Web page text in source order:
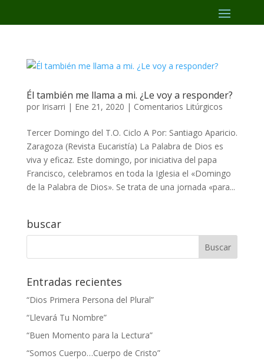
Él también me llama a mi. ¿Le voy a responder?
por Irisarri | Ene 21, 2020 | Comentarios Litúrgicos
Tercer Domingo del T.O. Ciclo A Por: Santiago Aparicio.
Zaragoza (Revista Eucaristía) La Palabra de Dios es
viva y eficaz. Este domingo, por iniciativa del papa
Francisco, celebramos en toda la Iglesia el «Domingo
de la Palabra de Dios». Se trata de una jornada «para...
buscar
Entradas recientes
“Dios Primera Persona del Plural”
“Llevará Tu Nombre”
“Buen Momento para la Lectura”
“Somos Cuerpo…Cuerpo de Cristo”